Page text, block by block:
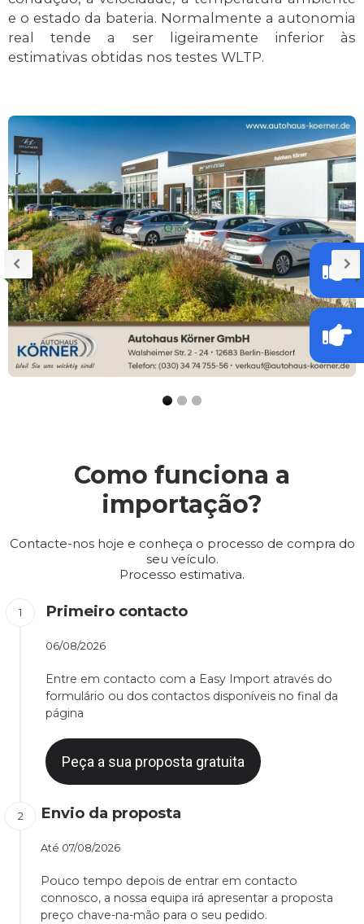
e o estado da bateria. Normalmente a autonomia
real tende a ser ligeiramente inferior às
estimativas obtidas nos testes WLTP.
Como funciona a
importação?
Contacte-nos hoje e conheça o processo de compra do
seu veículo.
Processo estimativa.
Primeiro contacto
06/08/2026
Entre em contacto com a Easy Import através do
formulário ou dos contactos disponíveis no final da
página
Peça a sua proposta gratuita
Envio da proposta
Até 07/08/2026
Pouco tempo depois de entrar em contacto
connosco, a nossa equipa irá apresentar a proposta
preço chave-na-mão para o seu pedido.